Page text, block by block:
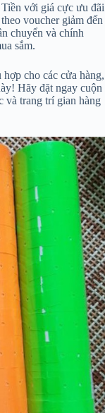
với giá cực ưu đãi
voucher giảm đến
chuyển và chính
sắm.
cho các cửa hàng,
Hãy đặt ngay cuộn
và trang trí gian hàng